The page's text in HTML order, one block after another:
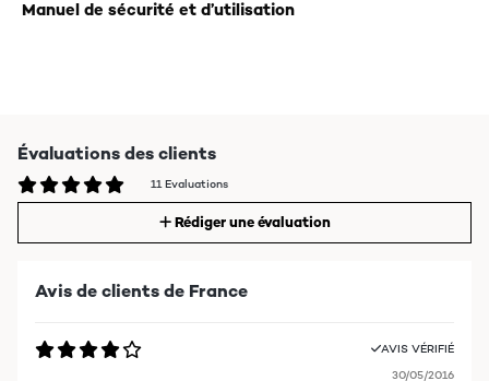
Manuel de sécurité et d’utilisation
Évaluations des clients
11 Evaluations
Rédiger une évaluation
Avis de clients de France
AVIS VÉRIFIÉ
30/05/2016